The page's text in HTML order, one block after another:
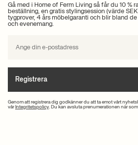
krukor och
med gröna växter och våra estetiska krukor.
rätt inredning är du varmt välkommen att
22 75 23 eller via
Vi sätter en ära i att ha en god kundservice
besvara din förfrågan så snabbt som möjligt.
från dig!
Gå med i Home of Ferm Living så får du 10 %
beställning, en gratis stylingsession (värde
tygprover, 4 års möbelgaranti och blir bland
och evenemang.
Genom att registrera dig godkänner du att ta emot vårt
vår Integritetspolicy. Du kan avsluta prenumerationen när
Registrera